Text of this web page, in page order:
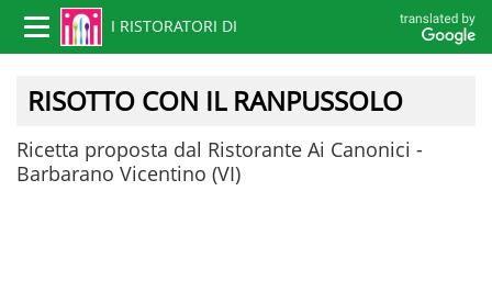
I RISTORATORI DI
VICENZA
Toggle
navigation
RISOTTO CON IL RANPUSSOLO
Ricetta proposta dal Ristorante Ai Canonici -
Barbarano Vicentino (VI)